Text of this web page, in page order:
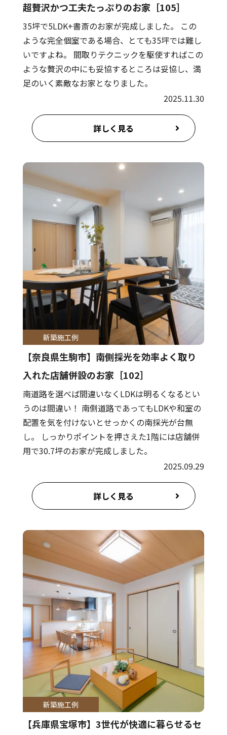
超贅沢かつ工夫たっぷりのお家［105］
35坪で5LDK+書斎のお家が完成しました。 この
ような完全個室である場合、とても35坪では難し
いですよね。 間取りテクニックを駆使すればこの
ような贅沢の中にも妥協するところは妥協し、満
足のいく素敵なお家となりました。
2025.11.30
詳しく見る
新築施工例
【奈良県生駒市】南側採光を効率よく取り
入れた店舗併設のお家［102］
南道路を選べば間違いなくLDKは明るくなるとい
うのは間違い！ 南側道路であってもLDKや和室の
配置を気を付けないとせっかくの南採光が台無
し。 しっかりポイントを押さえた1階には店舗併
用で30.7坪のお家が完成しました。
2025.09.29
詳しく見る
新築施工例
【兵庫県宝塚市】3世代が快適に暮らせるセ